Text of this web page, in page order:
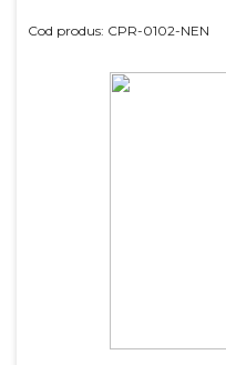
Cod produs: CPR-0102-NEN